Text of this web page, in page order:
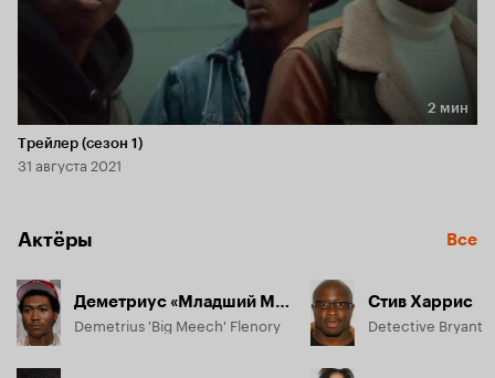
Длительность 2 мин
2 мин
Трейлер (сезон 1)
31 августа 2021
Актёры Все
Деметриус «Младший Мич» Фленори
Demetrius 'Big Meech' Flenory
Стив Харрис
Detective Bryant